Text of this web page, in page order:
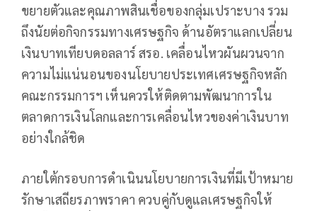
ขยายตัวและคุณภาพสินเชื่อของกลุ่มเปราะบาง รวม
ถึงนัยต่อกิจกรรมทางเศรษฐกิจ ด้านอัตราแลกเปลี่ยน
เงินบาทเทียบดอลลาร์ สรอ. เคลื่อนไหวผันผวนจาก
ความไม่แน่นอนของนโยบายประเทศเศรษฐกิจหลัก
คณะกรรมการฯ เห็นควรให้ติดตามพัฒนาการใน
ตลาดการเงินโลกและการเคลื่อนไหวของค่าเงินบาท
อย่างใกล้ชิด
ภายใต้กรอบการดำเนินนโยบายการเงินที่มีเป้าหมาย
รักษาเสถียรภาพราคา ควบคู่กับดูแลเศรษฐกิจให้